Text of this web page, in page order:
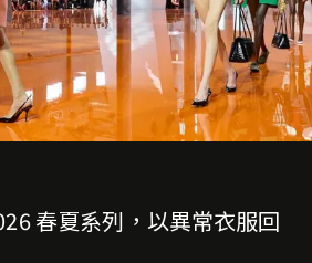
春夏系列，以異常衣服回